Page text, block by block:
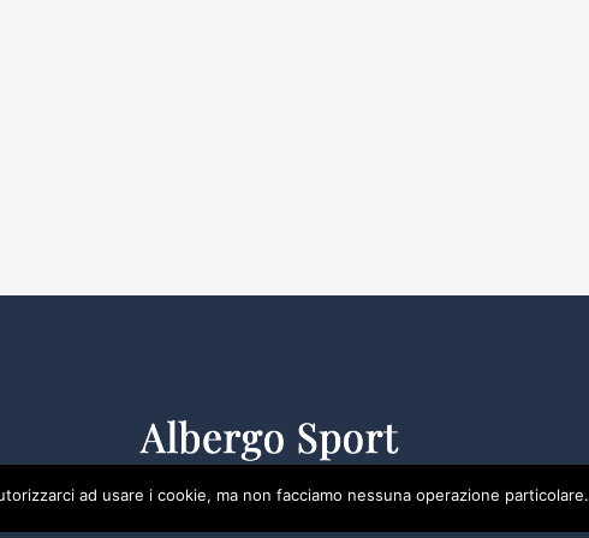
ad usare i cookie, ma non facciamo nessuna operazione particolare.